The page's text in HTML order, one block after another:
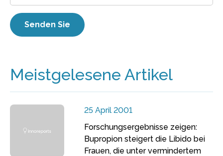
Meistgelesene Artikel
25 April 2001
Forschungsergebnisse zeigen:
Bupropion steigert die Libido bei
Frauen, die unter vermindertem